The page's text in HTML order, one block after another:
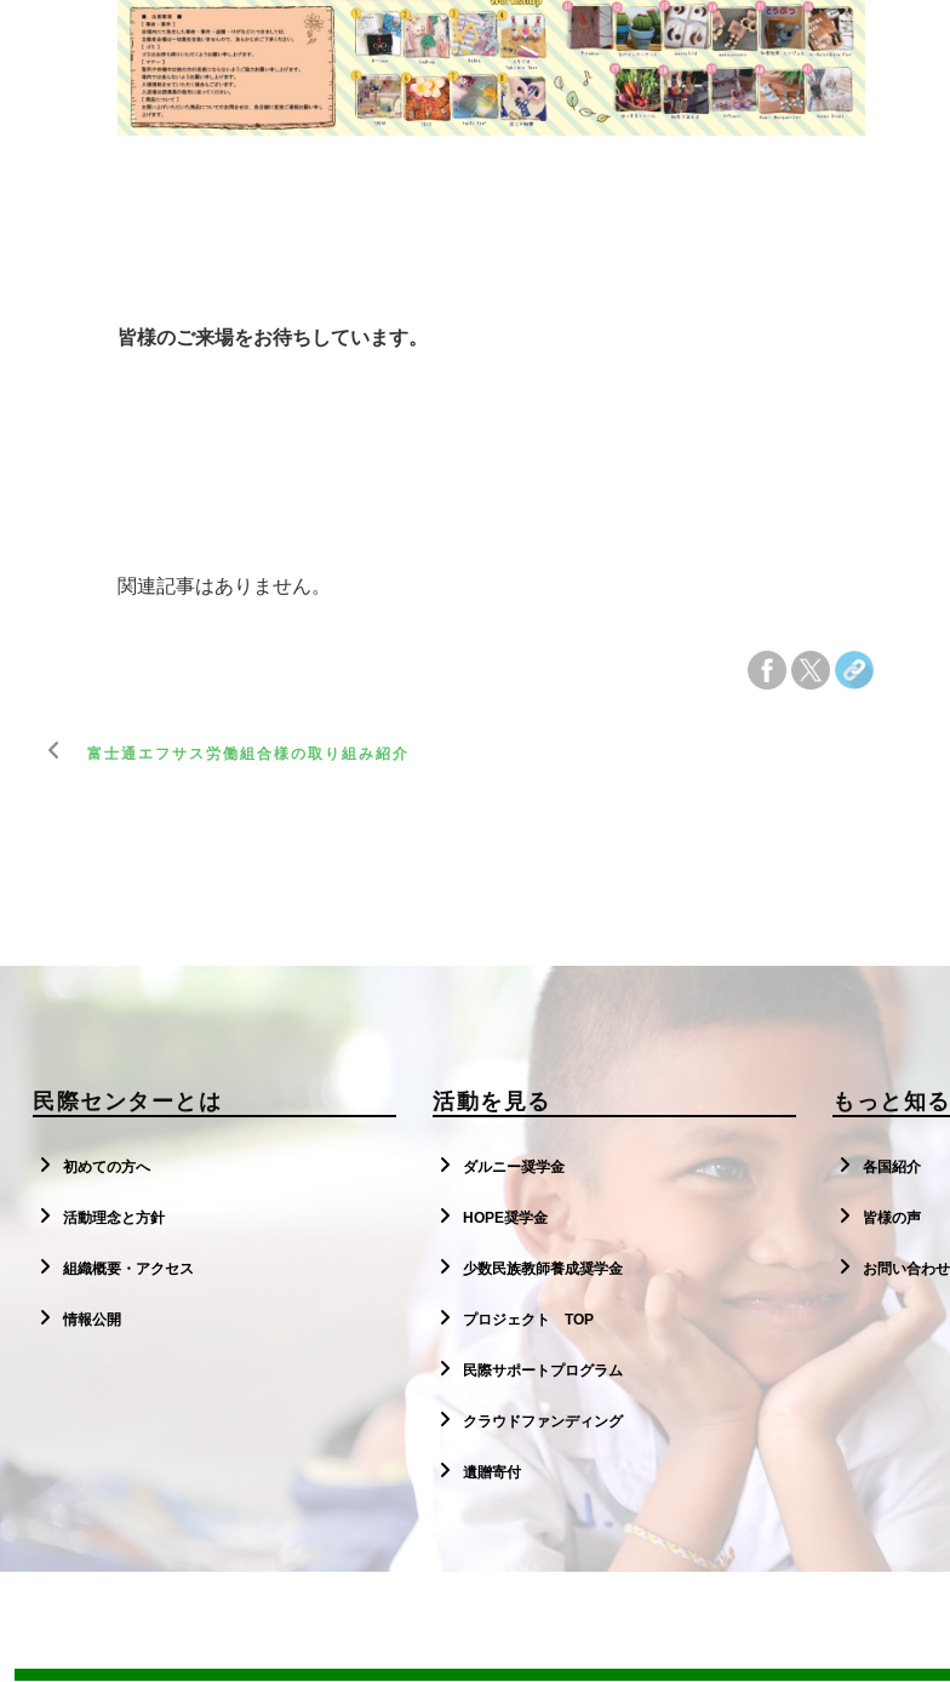
皆様のご来場をお待ちしています。
関連記事はありません。
富士通エフサス労働組合様の取り組み紹介
民際センターとは
初めての方へ
活動理念と方針
組織概要・アクセス
情報公開
活動を見る
ダルニー奨学金
HOPE奨学金
少数民族教師養成奨学金
プロジェクト TOP
民際サポートプログラム
クラウドファンディング
遺贈寄付
もっと知る
各国紹介
皆様の声
お問い合わ